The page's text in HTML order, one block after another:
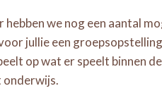
we nog een aantal
jullie een
op wat er speelt binnen
onderwijs.